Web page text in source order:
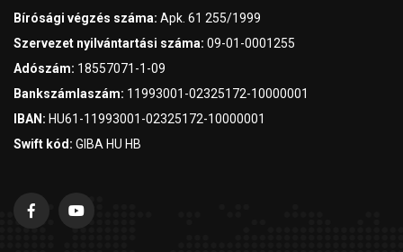
Bírósági végzés száma: Apk. 61 255/1999
Szervezet nyilvántartási száma: 09-01-0001255
Adószám: 18557071-1-09
Bankszámlaszám: 11993001-02325172-10000001
IBAN: HU61-11993001-02325172-10000001
Swift kód: GIBA HU HB